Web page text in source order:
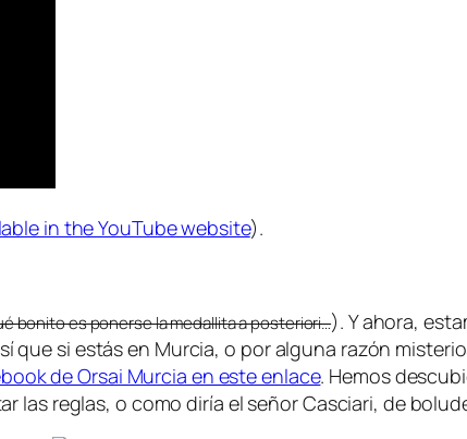
in the YouTube website).
bonito es ponerse la medallita a posteriori…). Y ahora,
que si estás en Murcia, o por alguna razón
de Orsai Murcia en este enlace. Hemos
las reglas, o como diría el señor Casciari, de